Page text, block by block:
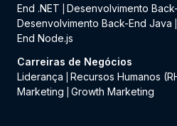
End .NET
Desenvolvimento
Desenvolvimento Back-End Java
End Node.js
Carreiras de Negócios
Liderança
Recursos Humanos
Marketing
Growth Marketing